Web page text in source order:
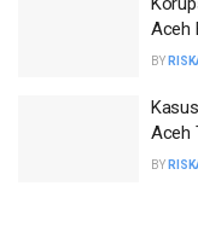
Aceh
BY
Aceh
BY